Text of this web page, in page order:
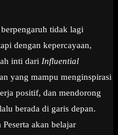
tidak lagi
dengan kepercayaan,
inti dari Influential
yang mampu menginspirasi
positif, dan mendorong
berada di garis depan.
akan belajar